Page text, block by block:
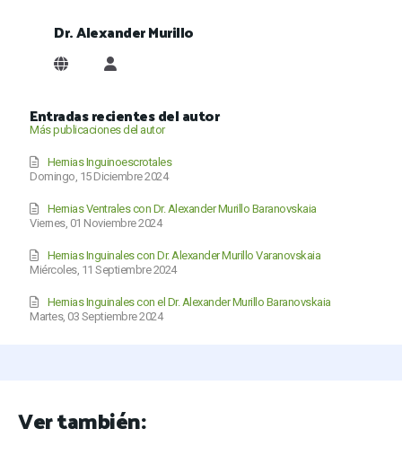
Dr. Alexander Murillo
Dr. Alexander Murillo
Entradas recientes del autor
Más publicaciones del autor
Domingo, 15 Diciembre 2024
Hernias Inguinoescrotales
Viernes, 01 Noviembre 2024
Hernias Ventrales con Dr. Alexander Murillo Baranovskaia
Miércoles, 11 Septiembre 2024
Hernias Inguinales con Dr. Alexander Murillo Varanovskaia
Martes, 03 Septiembre 2024
Hernias Inguinales con el Dr. Alexander Murillo Baranovskaia
Ver también: